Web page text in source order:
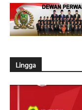
Lingga